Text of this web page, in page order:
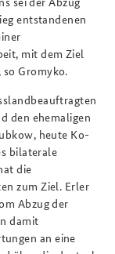
entstandenen
mit dem Ziel
Gromyko.
den ehemaligen
heute Ko-
bilaterale
die
zum Ziel. Erler
Abzug der
damit
an eine